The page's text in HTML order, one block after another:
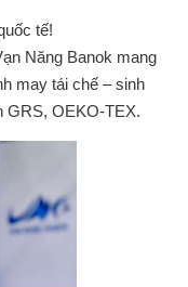
tế!
Năng Banok mang
may tái chế – sinh
GRS, OEKO-TEX.